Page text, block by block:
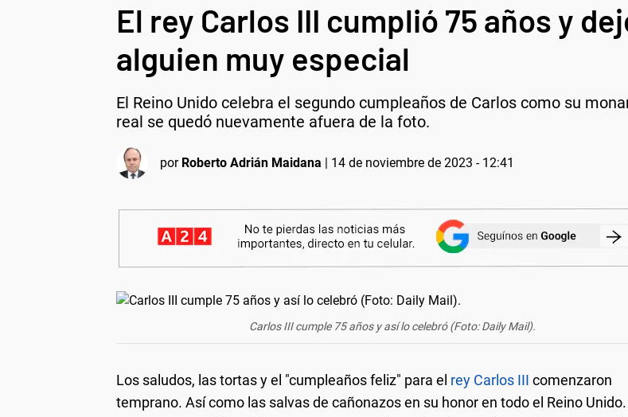
El rey Carlos III cumplió 75 años y
alguien muy especial
El Reino Unido celebra el segundo cumpleaños de Carlos como su
real se quedó nuevamente afuera de la foto.
por Roberto Adrián Maidana | 14 de noviembre de 2023 - 12:41
Carlos III cumple 75 años y así lo celebró (Foto: Daily Mail).
Los saludos, las tortas y el "cumpleaños feliz" para el rey Carlos III comenzaron
temprano. Así como las salvas de cañonazos en su honor en todo el Reino Unido.